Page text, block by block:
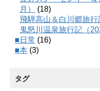
月）
(18)
飛騨高山＆白川郷旅行
鬼怒川温泉旅行記（
■日常 (16)
■本 (3)
タグ